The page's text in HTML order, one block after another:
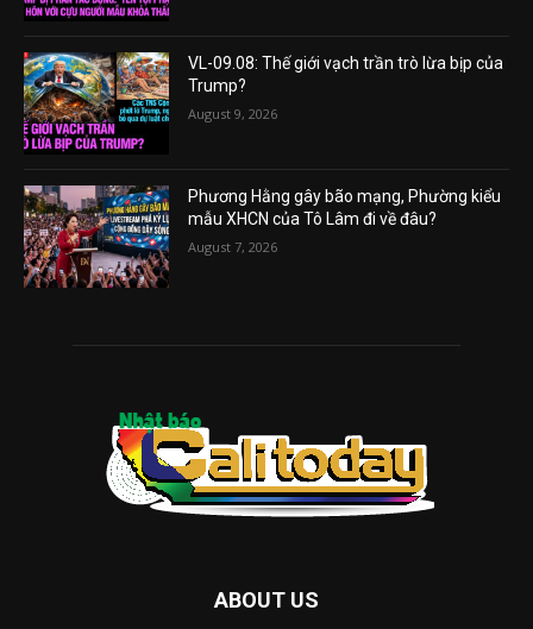
VL-09.08: Thế giới vạch trần trò lừa bịp của
Trump?
August 9, 2026
Phương Hằng gây bão mạng, Phường kiểu
mẫu XHCN của Tô Lâm đi về đâu?
August 7, 2026
ABOUT US